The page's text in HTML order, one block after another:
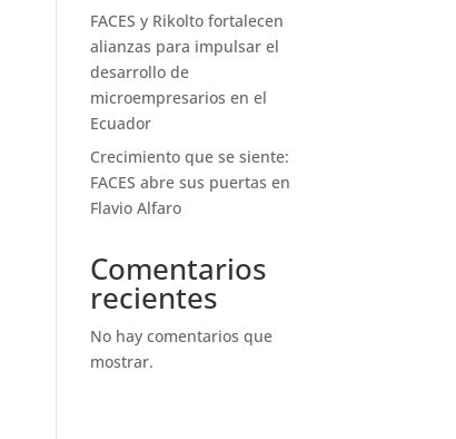
FACES y Rikolto fortalecen
alianzas para impulsar el
desarrollo de
microempresarios en el
Ecuador
Crecimiento que se siente:
FACES abre sus puertas en
Flavio Alfaro
Comentarios
recientes
No hay comentarios que
mostrar.